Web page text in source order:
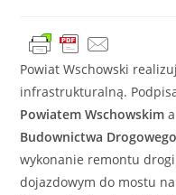
Powiat Wschowski
infrastrukturalną.
Powiatem Wschowskim
Budownictwa
wykonanie remontu
dojazdowym do mostu